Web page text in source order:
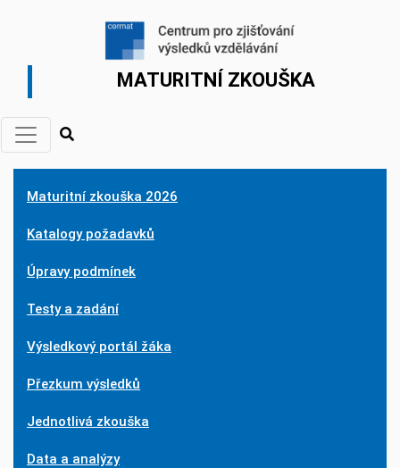
MATURITNÍ ZKOUŠKA
Maturitní zkouška 2026
Katalogy požadavků
Úpravy podmínek
Testy a zadání
Výsledkový portál žáka
Přezkum výsledků
Jednotlivá zkouška
Data a analýzy